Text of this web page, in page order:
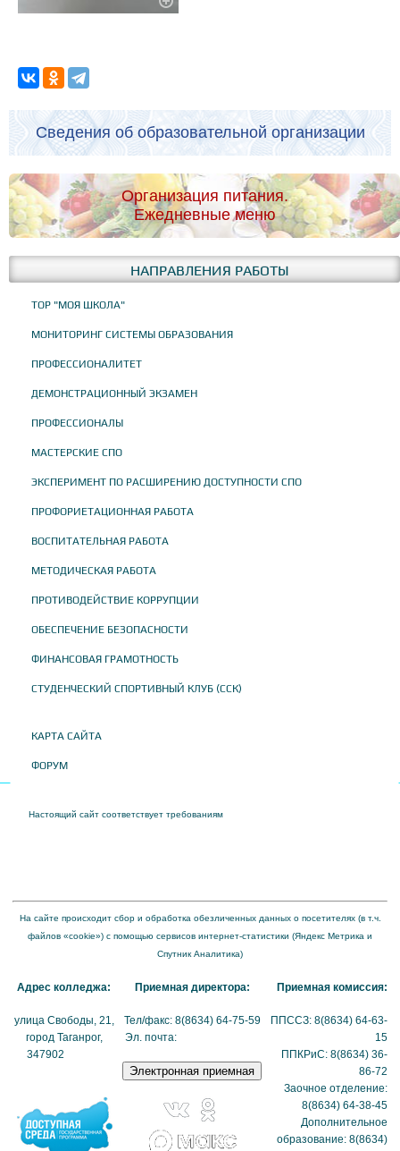
Сведения об образовательной организации
Организация питания.
Ежедневные меню
НАПРАВЛЕНИЯ РАБОТЫ
ТОР "МОЯ ШКОЛА"
МОНИТОРИНГ СИСТЕМЫ ОБРАЗОВАНИЯ
ПРОФЕССИОНАЛИТЕТ
ДЕМОНСТРАЦИОННЫЙ ЭКЗАМЕН
ПРОФЕССИОНАЛЫ
МАСТЕРСКИЕ СПО
ЭКСПЕРИМЕНТ ПО РАСШИРЕНИЮ ДОСТУПНОСТИ СПО
ПРОФОРИЕТАЦИОННАЯ РАБОТА
ВОСПИТАТЕЛЬНАЯ РАБОТА
МЕТОДИЧЕСКАЯ РАБОТА
ПРОТИВОДЕЙСТВИЕ КОРРУПЦИИ
ОБЕСПЕЧЕНИЕ БЕЗОПАСНОСТИ
ФИНАНСОВАЯ ГРАМОТНОСТЬ
СТУДЕНЧЕСКИЙ СПОРТИВНЫЙ КЛУБ (ССК)
КАРТА САЙТА
ФОРУМ
Настоящий сайт соответствует требованиям
На сайте происходит сбор и обработка обезличенных данных о посетителях (в т.ч.
файлов «cookie») с помощью сервисов интернет-статистики (Яндекс Метрика и
Спутник Аналитика)
Адрес колледжа:
улица Свободы, 21,
город Таганрог,
347902
Приемная директора:
Тел/факс: 8(8634) 64-75-59
Эл. почта:
Приемная комиссия:
ППССЗ: 8(8634) 64-63-
15
ППКРиС: 8(8634) 36-
86-72
Заочное отделение:
8(8634) 64-38-45
Дополнительное
образование: 8(8634)